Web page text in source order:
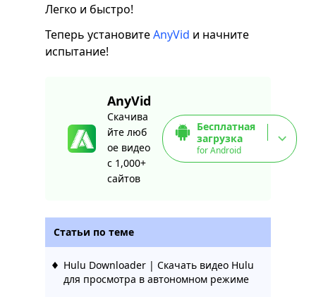
Легко и быстро!
Теперь установитеAnyVid и начните
испытание!
AnyVid
Скачива
йте люб
ое видео
с 1,000+
сайтов
Бесплатная
загрузка
for Android
Статьи по теме
Hulu Downloader | Скачать видео Hulu
для просмотра в автономном режиме